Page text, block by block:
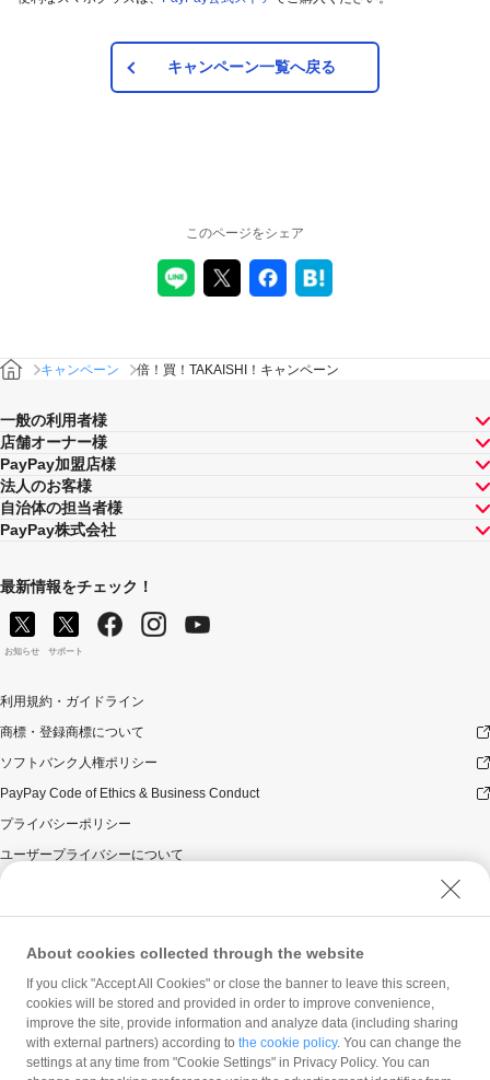
キャンペーン一覧へ戻る
このページをシェア
キャンペーン 倍！買！TAKAISHI！キャンペーン
一般の利用者様
店舗オーナー様
PayPay加盟店様
法人のお客様
自治体の担当者様
PayPay株式会社
最新情報をチェック！
お知らせ サポート
利用規約・ガイドライン
商標・登録商標について
ソフトバンク人権ポリシー
PayPay Code of Ethics & Business Conduct
プライバシーポリシー
ユーザープライバシーについて
ウェブサイト利用規約
反社会的勢力に対する方針
勧誘方針
マネロン等基本方針
カスタマーハラスメントに関する当社の考え方
About cookies collected through the website
If you click "Accept All Cookies" or close the banner to leave this screen,
cookies will be stored and provided in order to improve convenience,
improve the site, provide information and analyze data (including sharing
with external partners) according to the cookie policy. You can change the
settings at any time from "Cookie Settings" in Privacy Policy. You can